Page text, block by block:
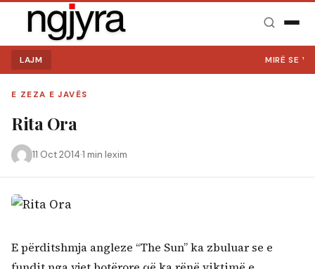
LAJM MIRË SE
E ZEZA E JAVËS
Rita Ora
11 Oct 2014·1 min lexim
E përditshmja angleze “The Sun” ka zbuluar se e